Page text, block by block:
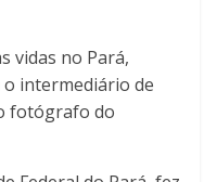
vidas no Pará,
intermediário de
fotógrafo do